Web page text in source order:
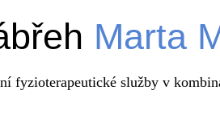
Marta
fyzioterapeutické služby v